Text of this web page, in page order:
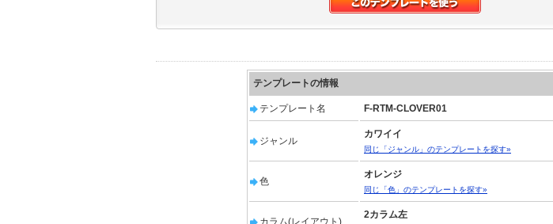
テンプレートの情報
テンプレート名 F-RTM-CLOVER01
ジャンル
カワイイ
同じ「ジャンル」のテンプレートを探す»
色
オレンジ
同じ「色」のテンプレートを探す»
カラム(レイアウト)
2カラム左